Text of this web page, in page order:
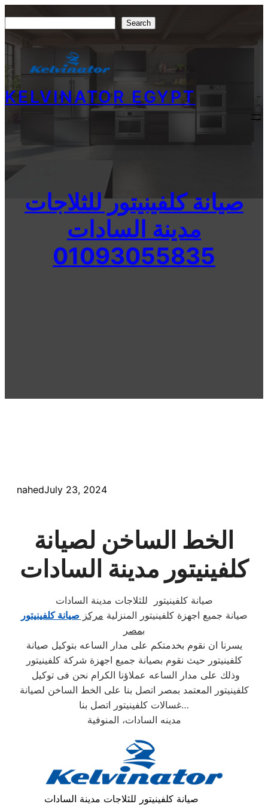
to
content
Search
KELVINATOR EGYPT
صيانة كلفينيتور للثلاجات
مدينة السادات
01093055835
nahedJuly 23, 2024
الخط الساخن لصيانة
كلفينيتور مدينة السادات
صيانة كلفينيتور للثلاجات مدينة السادات
صيانة جميع اجهزة كلفينيتور المنزلية مركز صيانة كلفينيتور
بمصر
يسرنا ان نقوم بخدمتكم على مدار الساعه بتوكيل صيانة
كلفينيتور حيث نقوم بصيانة جميع اجهزة شركة كلفينيتور
كلفينيتور المعتمد بمصر اتصل بنا على الخط الساخن لصيانة
غسالات كلفينيتور اتصل بنا…
مدينه السادات، المنوفية
صيانة كلفينيتور للثلاجات مدينة السادات